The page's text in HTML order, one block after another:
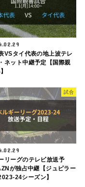
VSタイ代表の地上波テレ
ネット中継予定【国際親
試合
リーグのテレビ放送予
が独占中継【ジュピラー
24シーズン】